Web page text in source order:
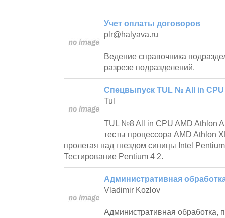
Учет оплаты договоров
plr@halyava.ru
Ведение справочника
разрезе подразделений.
Спецвыпуск TUL № All in CPU
Tul
TUL №8 All in CPU AMD Athlon
тесты процессора AMD Athlon
пролетая над гнездом синицы Intel
Тестирование Pentium 4 2.
Административная
Vladimir Kozlov
Административная обработка,